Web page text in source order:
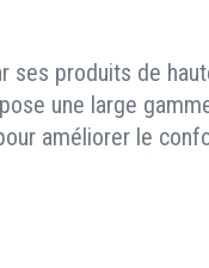
ses produits de
une large
améliorer le